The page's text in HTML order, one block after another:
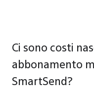
Ci sono costi
abbonamento
SmartSend?